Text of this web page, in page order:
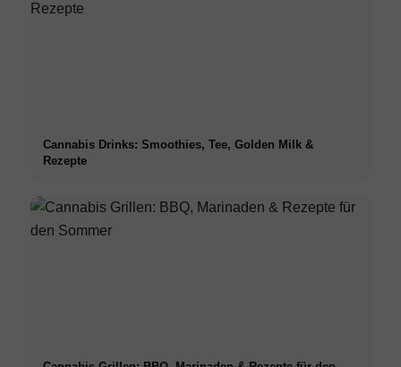
Cannabis Drinks: Smoothies, Tee, Golden Milk &
Rezepte